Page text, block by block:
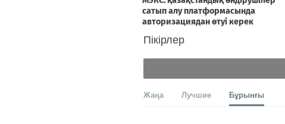
Пікірлер
Жаңа Лучшие Бұрынғы